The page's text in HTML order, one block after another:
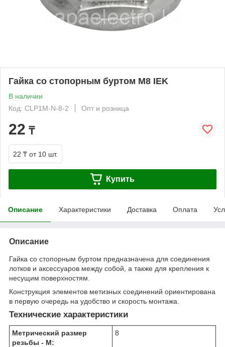
Гайка со стопорным буртом М8 IEK
В наличии
Код: CLP1M-N-8-2
Опт и розница
22 ₸
22 ₸ от 10 шт.
Купить
Описание Характеристики Доставка Оплата
Описание
Гайка со стопорным буртом предназначена для соединения
лотков и аксессуаров между собой, а также для крепления к
несущим поверхностям.
Конструкция элементов метизных соединений ориентирована
в первую очередь на удобство и скорость монтажа.
Технические характеристики
Метрический размер
резьбы - М:
8